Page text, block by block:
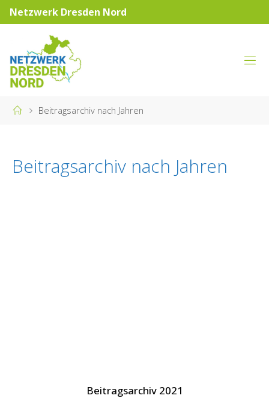
Skip
to
Netzwerk Dresden Nord
HomeBeitragsarchiv nach Jahren
Beitragsarchiv nach Jahren
Beitragsarchiv 2021